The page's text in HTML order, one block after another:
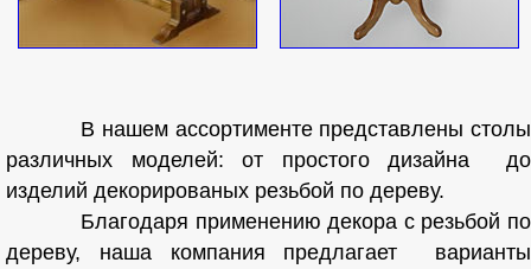
В нашем ассортименте представлены столы
различных моделей: от простого дизайна до
изделий декорированых резьбой по дереву.
Благодаря применению декора с резьбой по
дереву, наша компания предлагает варианты